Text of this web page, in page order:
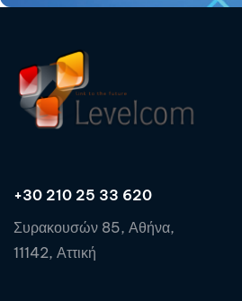
+30 210 25 33 620
Συρακουσών 85, Αθήνα,
11142, Αττική